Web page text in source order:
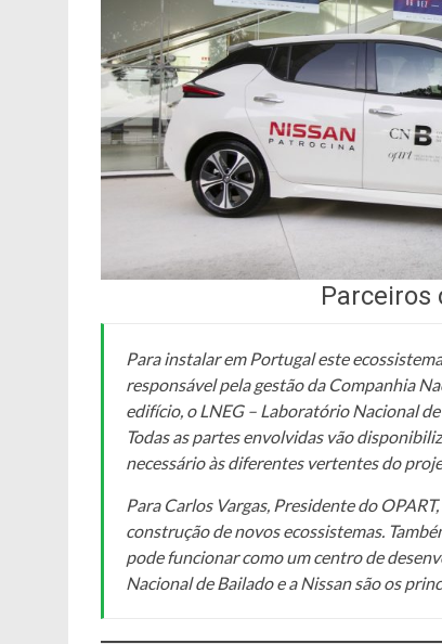
Parceiros
Para instalar em Portugal este
responsável pela gestão da Companhia
edifício, o LNEG – Laboratório Nacional
Todas as partes envolvidas vão
necessário às diferentes vertentes do
Para Carlos Vargas, Presidente do
construção de novos ecossistemas.
pode funcionar como um centro de
Nacional de Bailado e a Nissan são os